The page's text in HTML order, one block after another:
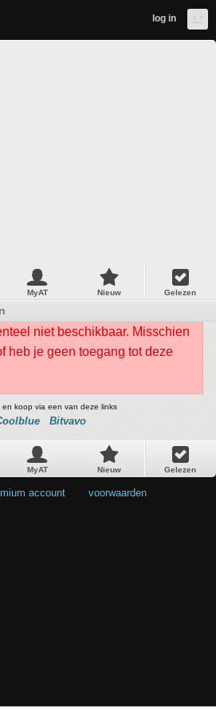
log in
MyAT Nieuw Gelezen
niet beschikbaar. Misschien
heb je geen toegang tot deze
en koop via een van deze links
Bitvavo
MyAT Nieuw Gelezen
account voorwaarden